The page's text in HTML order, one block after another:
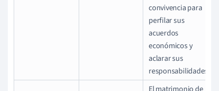
convivencia para
perfilar sus
acuerdos
económicos y
aclarar sus
responsabilidades.
El matrimonio de